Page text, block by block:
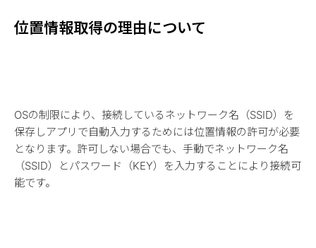
位置情報取得の理由について
OSの制限により、接続しているネットワーク名（SSID）を
保存しアプリで自動入力するためには位置情報の許可が必要
となります。許可しない場合でも、手動でネットワーク名
（SSID）とパスワード（KEY）を入力することにより接続可
能です。